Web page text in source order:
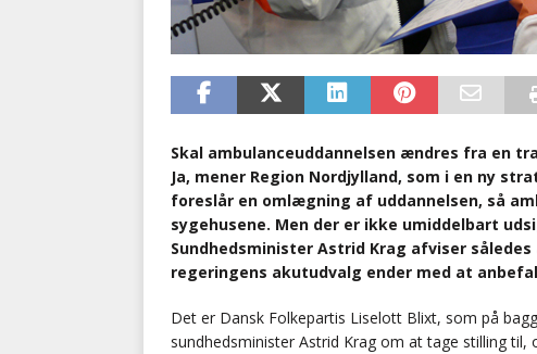
Skal ambulanceuddannelsen ændres fra en
Ja, mener Region Nordjylland, som i en ny
foreslår en omlægning af uddannelsen, så
sygehusene. Men der er ikke umiddelbart
Sundhedsminister Astrid Krag afviser
regeringens akutudvalg ender med at
Det er Dansk Folkepartis Liselott Blixt, som på
sundhedsminister Astrid Krag om at tage stilling